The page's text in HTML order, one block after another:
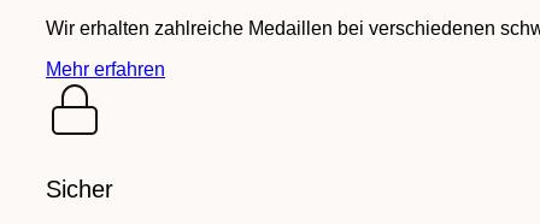
Wir erhalten zahlreiche Medaillen bei verschiedenen
Mehr erfahren
Sicher